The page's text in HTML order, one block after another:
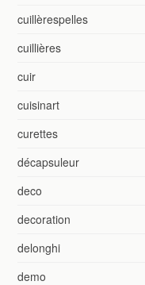
cuillèrespelles
cuillières
cuir
cuisinart
curettes
décapsuleur
deco
decoration
delonghi
demo